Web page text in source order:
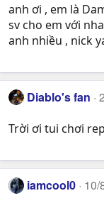
anh ơi , em là
sv cho em với
anh nhiều , nick
Diablo's fan
Trời ơi tui chơi
iamcool0 10/